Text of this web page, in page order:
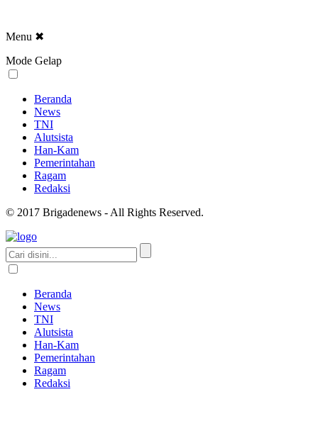
Menu ✖
Mode Gelap
Beranda
News
TNI
Alutsista
Han-Kam
Pemerintahan
Ragam
Redaksi
© 2017 Brigadenews - All Rights Reserved.
Beranda
News
TNI
Alutsista
Han-Kam
Pemerintahan
Ragam
Redaksi